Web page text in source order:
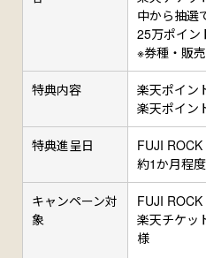
中から抽選
25万ポイン
※券種・販
特典内容
楽天ポイン
楽天ポイン
特典進呈日
FUJI
約1か月程度
キャンペーン対
象
FUJI
楽天チケッ
様